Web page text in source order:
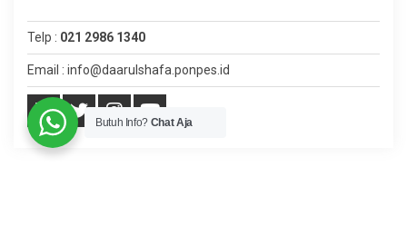
Telp : 021 2986 1340
Email : info@daarulshafa.ponpes.id
Butuh Info? Chat Aja